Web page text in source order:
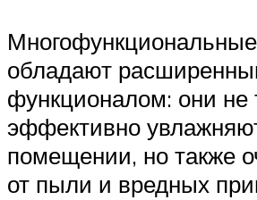
обладают
функционалом: они не
эффективно
помещении, но также
от пыли и вредных